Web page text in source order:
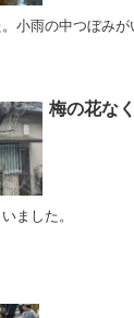
小雨の中つぼみ
梅の花な
ました。